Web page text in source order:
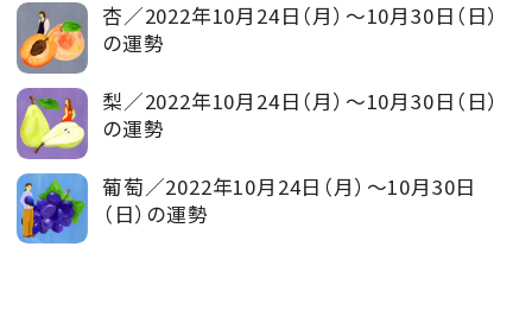
杏／2022年10月24日（月）～10月30日（日）
の運勢
梨／2022年10月24日（月）～10月30日（日）
の運勢
葡萄／2022年10月24日（月）～10月30日
（日）の運勢